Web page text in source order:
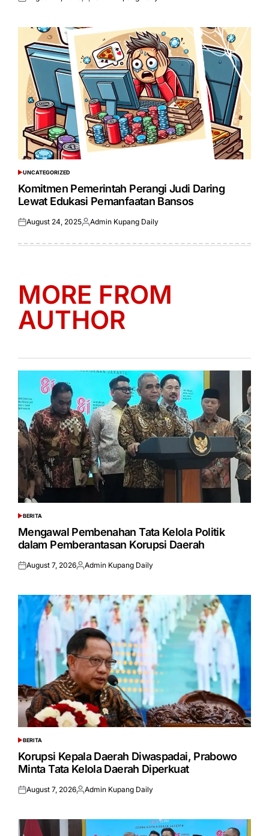
POSTED
IN
UNCATEGORIZED
Komitmen Pemerintah Perangi Judi Daring
Lewat Edukasi Pemanfaatan Bansos
Posted
August 24, 2025Posted
Admin Kupang Daily
MORE FROM
AUTHOR
POSTED
IN
BERITA
Mengawal Pembenahan Tata Kelola Politik
dalam Pemberantasan Korupsi Daerah
Posted
August 7, 2026Posted
Admin Kupang Daily
POSTED
IN
BERITA
Korupsi Kepala Daerah Diwaspadai, Prabowo
Minta Tata Kelola Daerah Diperkuat
Posted
August 7, 2026Posted
Admin Kupang Daily